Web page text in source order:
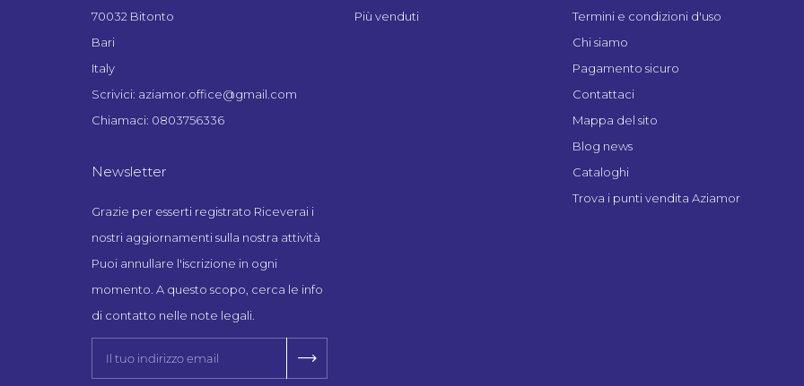
70032 Bitonto
Bari
Italy
Scrivici: aziamor.office@gmail.com
Chiamaci: 0803756336
Newsletter
Grazie per esserti registrato Riceverai i
nostri aggiornamenti sulla nostra attività
Puoi annullare l'iscrizione in ogni
momento. A questo scopo, cerca le info
di contatto nelle note legali.
Più venduti
Termini e condizioni d'uso
Chi siamo
Pagamento sicuro
Contattaci
Mappa del sito
Blog news
Cataloghi
Trova i punti vendita Aziamor